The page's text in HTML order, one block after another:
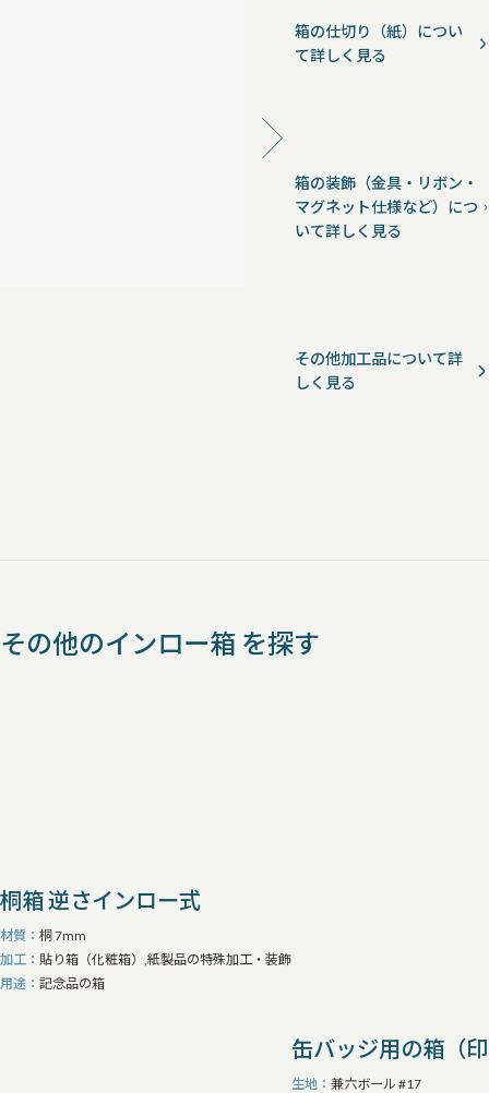
箱の仕切り（紙）につい
て詳しく見る
箱の装飾（金具・リボン・
マグネット仕様など）につ
いて詳しく見る
その他加工品について詳
しく見る
その他のインロー箱 を探す
桐箱 逆さインロー式
材質
桐 7mm
加工
貼り箱（化粧箱）,紙製品の特殊加工・装飾
用途
記念品の箱
缶バッジ用の箱（
生地
兼六ボール #17